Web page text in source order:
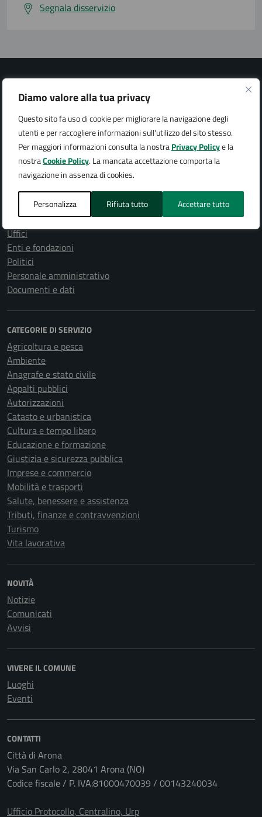
Diamo valore alla tua privacy
Questo sito fa uso di cookie per migliorare la navigazione degli
utenti e per raccogliere informazioni sull'utilizzo del sito stesso.
Per maggiori informazioni consulta la nostraPrivacy Policye la
nostraCookie Policy. La mancata accettazione comporta la
navigazione in assenza di cookies.
Personalizza Rifiuta tutto Accettare tutto
Segnala disservizio
Città di Arona
AMMINISTRAZIONE
Organi di governo
Aree amministrative
Uffici
Enti e fondazioni
Politici
Personale amministrativo
Documenti e dati
CATEGORIE DI SERVIZIO
Agricoltura e pesca
Ambiente
Anagrafe e stato civile
Appalti pubblici
Autorizzazioni
Catasto e urbanistica
Cultura e tempo libero
Educazione e formazione
Giustizia e sicurezza pubblica
Imprese e commercio
Mobilità e trasporti
Salute, benessere e assistenza
Tributi, finanze e contravvenzioni
Turismo
Vita lavorativa
NOVITÀ
Notizie
Comunicati
Avvisi
VIVERE IL COMUNE
Luoghi
Eventi
CONTATTI
Città di Arona
Via San Carlo 2, 28041 Arona (NO)
Codice fiscale / P. IVA:81000470039 / 00143240034
Ufficio Protocollo, Centralino, Urp